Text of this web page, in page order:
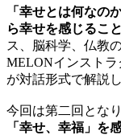
「幸せとは何なの
ら幸せを感じるこ
ス、脳科学、仏教
MELONインスト
が対話形式で解説
今回は第二回となり
「幸せ、幸福」を